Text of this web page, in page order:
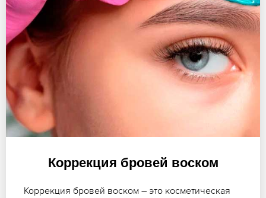
Коррекция бровей воском
Коррекция бровей воском – это косметическая